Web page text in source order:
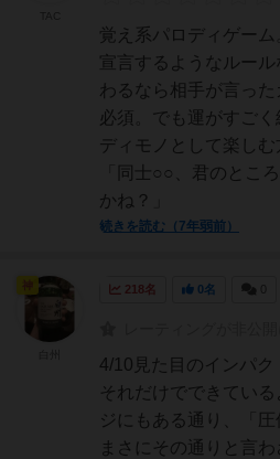
覚え系パロディゲー
宣言するようなルー
わるなら相手が言っ
必須。でも運がすご
ディモノとして楽しむ
「同士○○、君のとこ
かね？」
続きを読む（7年弱前）
218名 0名
4/10見た目のインパ
それだけでできてい
ジにもある通り、「圧
まさにその通りと言
神